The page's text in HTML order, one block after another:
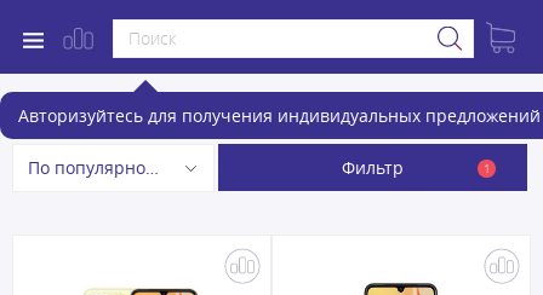
Авторизуйтесь для получения индивидуальных предложений
Смартфоны
По популярности Фильтр 1